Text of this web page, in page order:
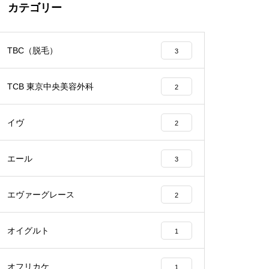
カテゴリー
TBC（脱毛） 3
TCB 東京中央美容外科 2
イヴ 2
エール 3
エヴァーグレース 2
オイグルト 1
オフリカケ 1